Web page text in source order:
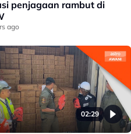
penjagaan rambut di
ago
02:29